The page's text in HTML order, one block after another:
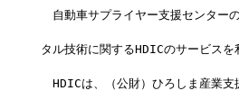
自動車サプライヤー支援センター
タル技術に関するHDICのサービスを
HDICは、（公財）ひろしま産業支